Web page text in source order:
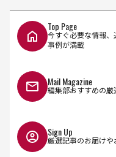
Top Page
今すぐ必要な情報
事例が満載
Mail Magazine
編集部おすすめの
Sign Up
厳選記事のお届け